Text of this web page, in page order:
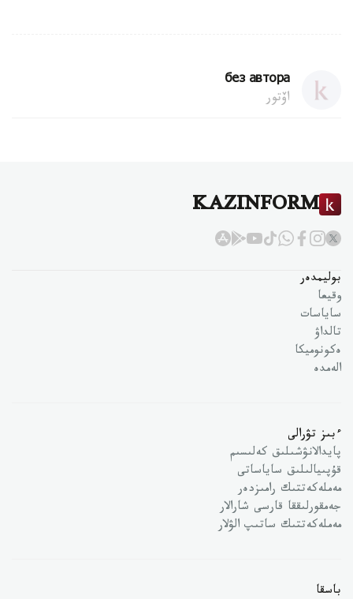
без автора
اۆتور
KAZINFORM
بوليمدەر
وقيعا
ساياسات
تالداۋ
ەكونوميكا
الەمدە
ءبىز تۋرالى
پايدالانۋشىلىق كەلىسىم
قۇپىيالىلىق ساياساتى
مەملەكەتتىك رامىزدەر
جەمقورلىققا قارسى شارالار
مەملەكەتتىك ساتىپ الۋلار
باسقا